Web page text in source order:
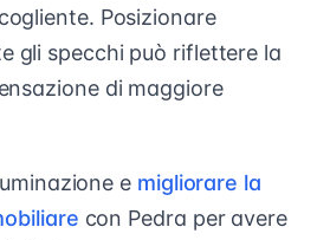
Posizionare
gli specchi può riflettere la
di maggiore
e migliorare la
con Pedra per avere